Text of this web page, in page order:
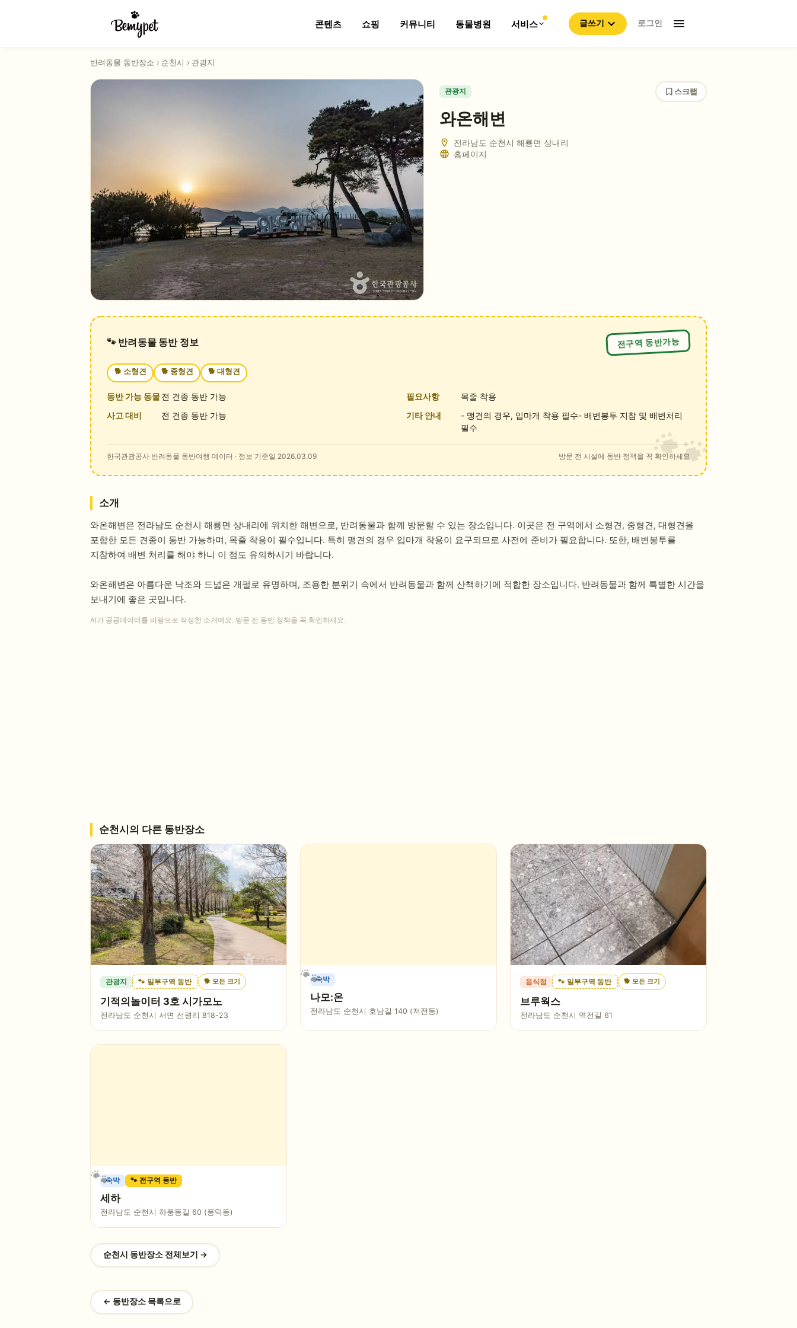
콘텐츠 쇼핑 커뮤니티 동물병원 서비스 글쓰기 로그인
반려동물 동반장소 › 순천시 › 관광지
관광지 스크랩
와온해변
전라남도 순천시 해룡면 상내리
홈페이지
🐾 반려동물 동반 정보 전구역 동반가능
🐕 소형견 🐕 중형견 🐕 대형견
동반 가능 동물전 견종 동반 가능 필요사항
목줄 착용
사고 대비
전 견종 동반 가능 기타 안내
- 맹견의 경우, 입마개 착용 필수- 배변봉투 지참 및 배변처리
필수
한국관광공사 반려동물 동반여행 데이터 · 정보 기준일 2026.03.09 방문 전 시설에 동반 정책을 꼭 확인하세요
소개
와온해변은 전라남도 순천시 해룡면 상내리에 위치한 해변으로, 반려동물과 함께 방문할 수 있는 장소입니다. 이곳은 전 구역에서 소형견, 중형견, 대형견을
포함한 모든 견종이 동반 가능하며, 목줄 착용이 필수입니다. 특히 맹견의 경우 입마개 착용이 요구되므로 사전에 준비가 필요합니다. 또한, 배변봉투를
지참하여 배변 처리를 해야 하니 이 점도 유의하시기 바랍니다.
와온해변은 아름다운 낙조와 드넓은 개펄로 유명하며, 조용한 분위기 속에서 반려동물과 함께 산책하기에 적합한 장소입니다. 반려동물과 함께 특별한 시간을
보내기에 좋은 곳입니다.
AI가 공공데이터를 바탕으로 작성한 소개예요. 방문 전 동반 정책을 꼭 확인하세요.
순천시의 다른 동반장소
관광지 🐾 일부구역 동반 🐕 모든 크기
기적의놀이터 3호 시가모노
전라남도 순천시 서면 선평리 818-23
숙박
나모:온
전라남도 순천시 호남길 140 (저전동)
음식점 🐾 일부구역 동반 🐕 모든 크기
브루웍스
전라남도 순천시 역전길 61
숙박 🐾 전구역 동반
세하
전라남도 순천시 하풍동길 60 (풍덕동)
순천시 동반장소 전체보기 →
← 동반장소 목록으로